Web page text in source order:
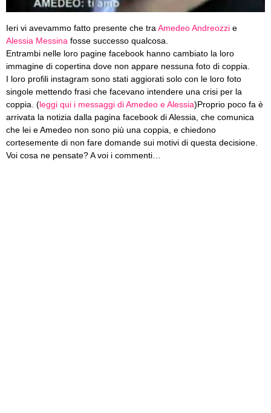
Ieri vi avevammo fatto presente che tra Amedeo Andreozzi e
Alessia Messina fosse successo qualcosa.
Entrambi nelle loro pagine facebook hanno cambiato la loro
immagine di copertina dove non appare nessuna foto di coppia.
I loro profili instagram sono stati aggiorati solo con le loro foto
singole mettendo frasi che facevano intendere una crisi per la
coppia. (leggi qui i messaggi di Amedeo e Alessia)Proprio poco fa è
arrivata la notizia dalla pagina facebook di Alessia, che comunica
che lei e Amedeo non sono più una coppia, e chiedono
cortesemente di non fare domande sui motivi di questa decisione.
Voi cosa ne pensate? A voi i commenti…